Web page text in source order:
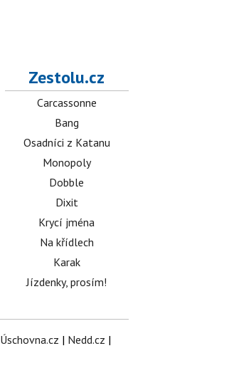
Zestolu.cz
Carcassonne
Bang
Osadníci z Katanu
Monopoly
Dobble
Dixit
Krycí jména
Na křídlech
Karak
Jízdenky, prosím!
Úschovna.cz | Nedd.cz |